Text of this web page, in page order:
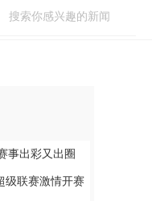
事出彩又出圈
级联赛激情开赛